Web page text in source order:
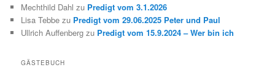
Mechthild Dahl zu Predigt vom 3.1.2026
Lisa Tebbe zu Predigt vom 29.06.2025 Peter und Paul
Ullrich Auffenberg zu Predigt vom 15.9.2024 – Wer bin ich
GÄSTEBUCH